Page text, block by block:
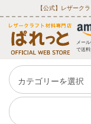
【公式】レザーク
メー
で送